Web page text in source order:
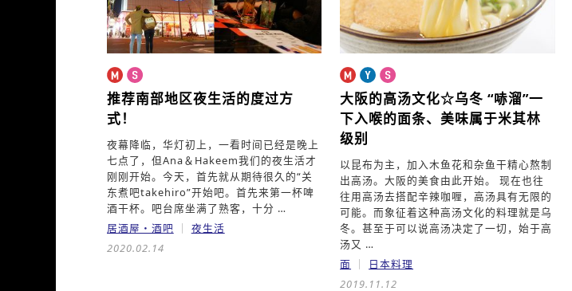
推荐南部地区夜生活的度过方
式！
夜幕降临，华灯初上，一看时间已经是晚上
七点了，但Ana＆Hakeem我们的夜生活才
刚刚开始。今天，首先就从期待很久的“关
东煮吧takehiro”开始吧。首先来第一杯啤
酒干杯。吧台席坐满了熟客，十分 …
居酒屋・酒吧
夜生活
2020.02.14
大阪的高汤文化☆乌冬“哧溜”一
下入喉的面条、美味属于米其林
级别
以昆布为主，加入木鱼花和杂鱼干精心熬制
出高汤。大阪的美食由此开始。 现在也往
往用高汤去搭配辛辣咖喱，高汤具有无限的
可能。而象征着这种高汤文化的料理就是乌
冬。甚至于可以说高汤决定了一切，始于高
汤又 …
面
日本料理
2019.11.12